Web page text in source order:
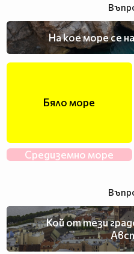
На кое море се
Бяло море
Средиземно море
Кой от тези